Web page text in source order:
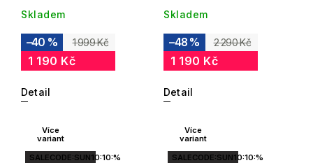
Skladem
1 999 Kč
–40 %
1 190 Kč
Detail
Skladem
2 290 Kč
–48 %
1 190 Kč
Detail
Více
variant
SALECODE:SUN10:10:%
Více
variant
SALECODE:SUN10:10:%